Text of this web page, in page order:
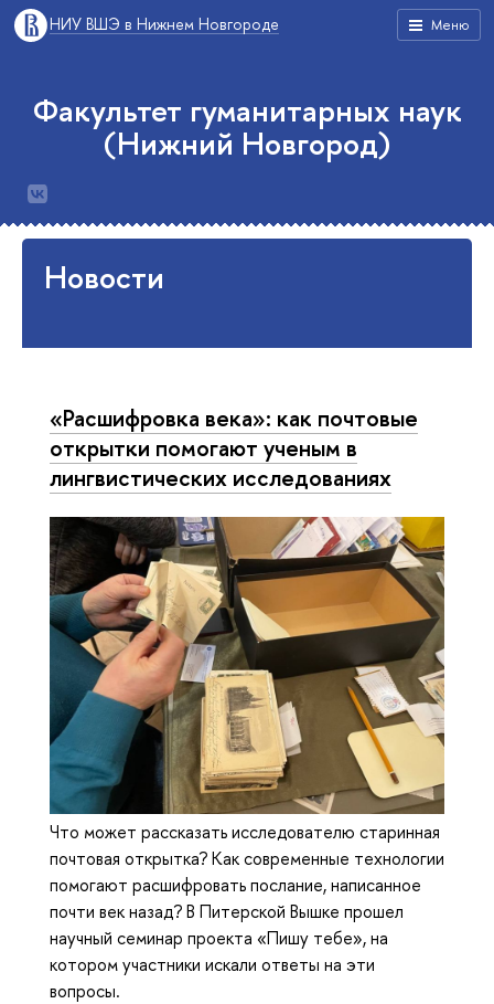
Меню
НИУ ВШЭ в Нижнем Новгороде
Факультет гуманитарных наук
(Нижний Новгород)
Новости
«Расшифровка века»: как почтовые
открытки помогают ученым в
лингвистических исследованиях
Что может рассказать исследователю старинная
почтовая открытка? Как современные технологии
помогают расшифровать послание, написанное
почти век назад? В Питерской Вышке прошел
научный семинар проекта «Пишу тебе», на
котором участники искали ответы на эти
вопросы.